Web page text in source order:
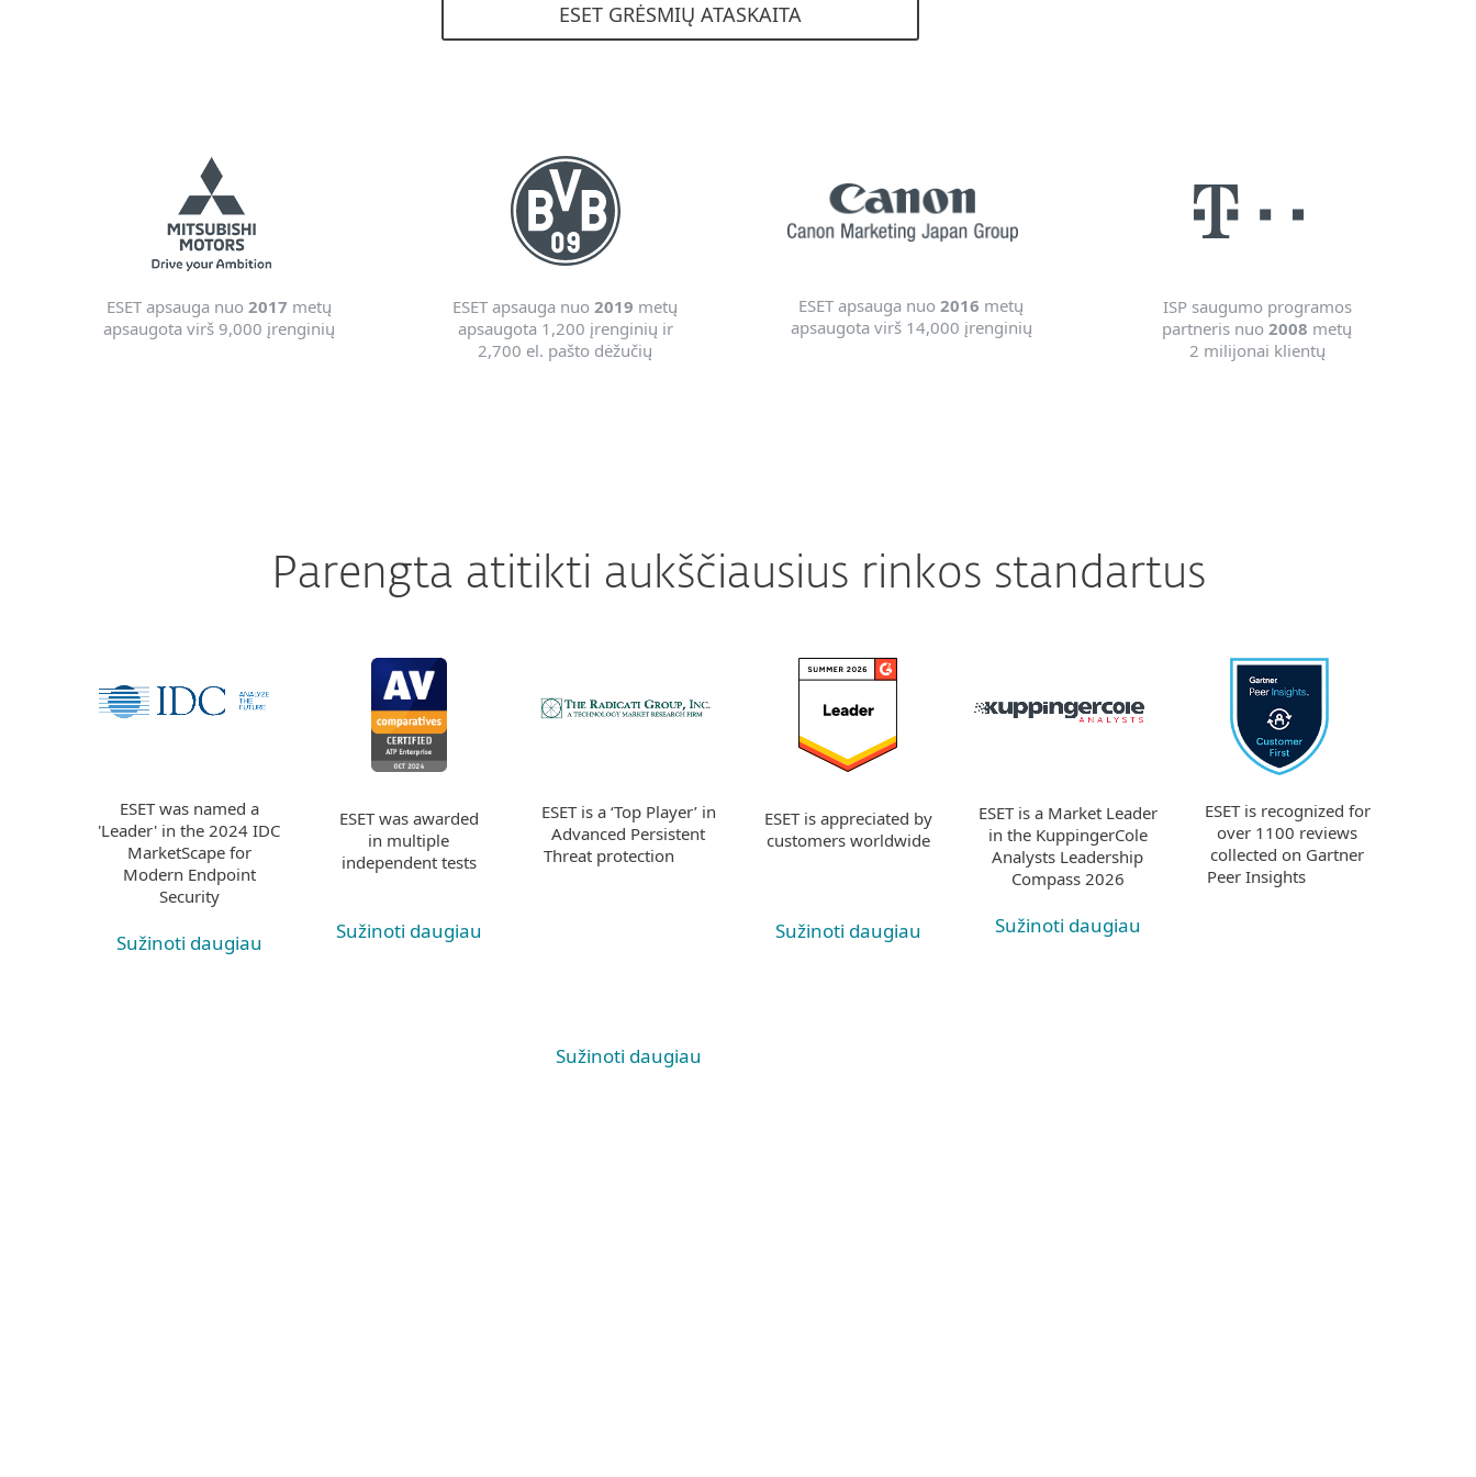
ESET GRĖSMIŲ ATASKAITA
ESET apsauga nuo 2017 metų
apsaugota virš 9,000 įrenginių
ESET apsauga nuo 2019 metų
apsaugota 1,200 įrenginių ir
2,700 el. pašto dėžučių
ESET apsauga nuo 2016 metų
apsaugota virš 14,000 įrenginių
ISP saugumo programos
partneris nuo 2008 metų
2 milijonai klientų
Parengta atitikti aukščiausius rinkos standartus
ESET was named a
'Leader' in the 2024 IDC
MarketScape for
Modern Endpoint
Security
Sužinoti daugiau
ESET was awarded
in multiple
independent tests
Sužinoti daugiau
ESET is a ‘Top Player’ in
Advanced Persistent
Threat protection
Sužinoti daugiau
ESET is appreciated by
customers worldwide
Sužinoti daugiau
ESET is a Market Leader
in the KuppingerCole
Analysts Leadership
Compass 2026
Sužinoti daugiau
ESET is recognized for
over 1100 reviews
collected on Gartner
Peer Insights